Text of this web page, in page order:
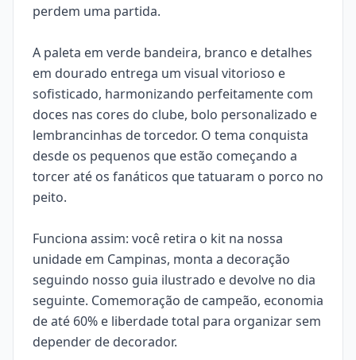
perdem uma partida.
A paleta em verde bandeira, branco e detalhes
em dourado entrega um visual vitorioso e
sofisticado, harmonizando perfeitamente com
doces nas cores do clube, bolo personalizado e
lembrancinhas de torcedor. O tema conquista
desde os pequenos que estão começando a
torcer até os fanáticos que tatuaram o porco no
peito.
Funciona assim: você retira o kit na nossa
unidade em Campinas, monta a decoração
seguindo nosso guia ilustrado e devolve no dia
seguinte. Comemoração de campeão, economia
de até 60% e liberdade total para organizar sem
depender de decorador.